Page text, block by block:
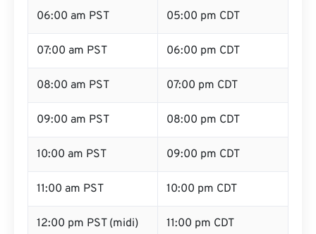
06:00 am PST 05:00 pm CDT
07:00 am PST 06:00 pm CDT
08:00 am PST 07:00 pm CDT
09:00 am PST 08:00 pm CDT
10:00 am PST 09:00 pm CDT
11:00 am PST 10:00 pm CDT
12:00 pm PST (midi) 11:00 pm CDT